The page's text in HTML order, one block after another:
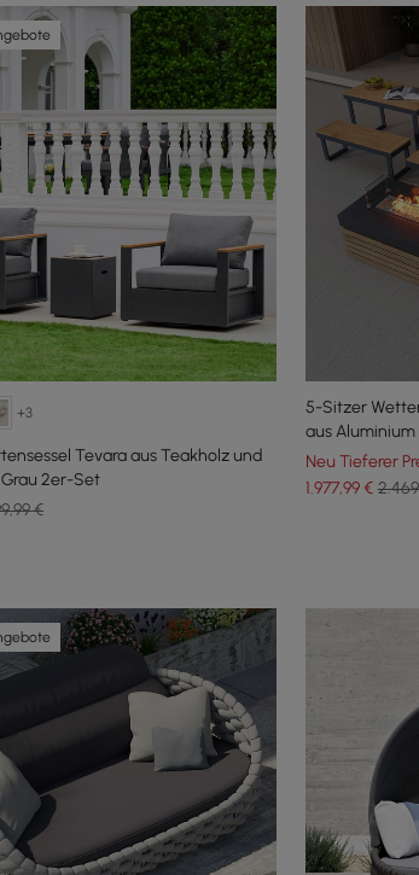
+3
Tevara aus Teakholz und
2er-Set
€
5-Sitzer
aus
Neu Tieferer
1.977,99€